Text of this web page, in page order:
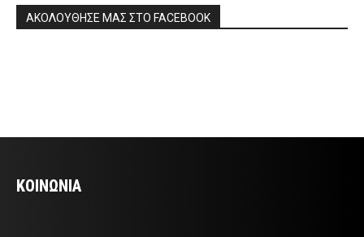
ΑΚΟΛΟΥΘΗΣΕ ΜΑΣ ΣΤΟ FACEBOOK
ΚΟΙΝΩΝΙΑ